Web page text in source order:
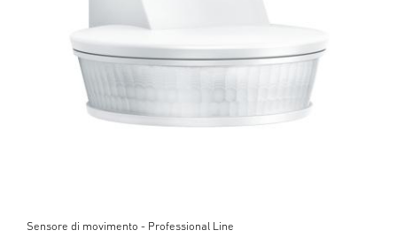
Sensore di movimento - Professional Line